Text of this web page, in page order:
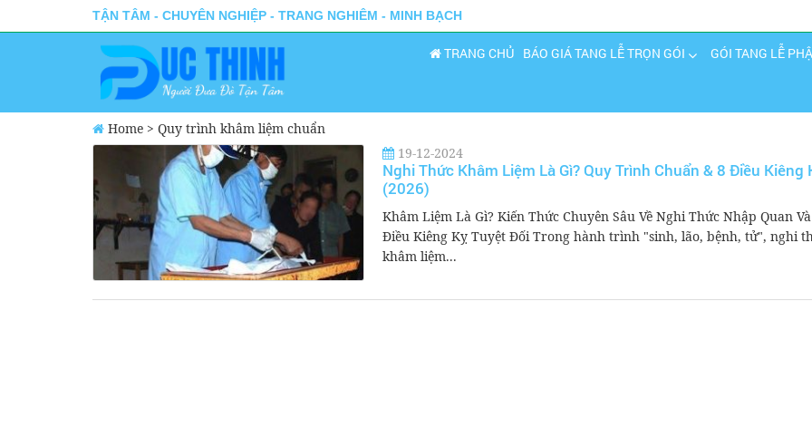
TẬN TÂM - CHUYÊN NGHIỆP - TRANG NGHIÊM - MINH BẠCH
TRANG CHỦ BÁO GIÁ TANG LỄ TRỌN GÓI GÓI TANG LỄ
Home > Quy trình khâm liệm chuẩn
19-12-2024
Nghi Thức Khâm Liệm Là Gì? Quy Trình Chuẩn & 8 Điều Kiêng
(2026)
Khâm Liệm Là Gì? Kiến Thức Chuyên Sâu Về Nghi Thức Nhập Quan
Điều Kiêng Kỵ Tuyệt Đối Trong hành trình "sinh, lão, bệnh, tử", nghi
khâm liệm...